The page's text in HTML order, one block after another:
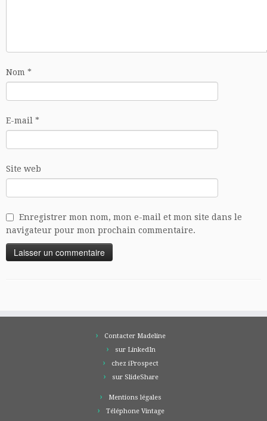
Nom *
E-mail *
Site web
Enregistrer mon nom, mon e-mail et mon site dans le
navigateur pour mon prochain commentaire.
Contacter Madeline
sur LinkedIn
chez iProspect
sur SlideShare
Mentions légales
Téléphone Vintage